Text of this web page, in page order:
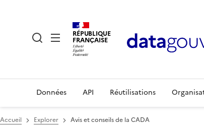
RÉPUBLIQUE
FRANÇAISE
Données API Réutilisations
Accueil Explorer Avis et conseils de la CADA